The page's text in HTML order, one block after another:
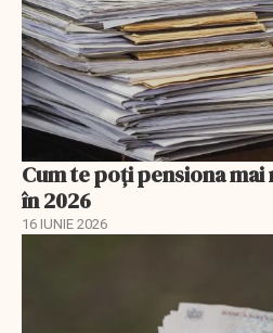
Cum te poți pensiona
în 2026
16 IUNIE 2026